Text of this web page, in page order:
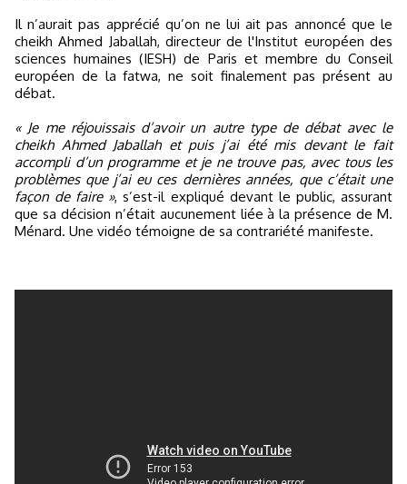
Il n’aurait pas apprécié qu’on ne lui ait pas annoncé que le
cheikh Ahmed Jaballah, directeur de l'Institut européen des
sciences humaines (IESH) de Paris et membre du Conseil
européen de la fatwa, ne soit finalement pas présent au
débat.
« Je me réjouissais d’avoir un autre type de débat avec le
cheikh Ahmed Jaballah et puis j’ai été mis devant le fait
accompli d’un programme et je ne trouve pas, avec tous les
problèmes que j’ai eu ces dernières années, que c’était une
façon de faire », s’est-il expliqué devant le public, assurant
que sa décision n’était aucunement liée à la présence de M.
Ménard. Une vidéo témoigne de sa contrariété manifeste.